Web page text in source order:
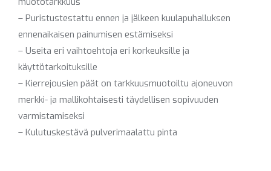
– Puristustestattu ennen ja jälkeen kuulapuhalluksen
ennenaikaisen painumisen estämiseksi
– Useita eri vaihtoehtoja eri korkeuksille ja
käyttötarkoituksille
– Kierrejousien päät on tarkkuusmuotoiltu ajoneuvon
merkki- ja mallikohtaisesti täydellisen sopivuuden
varmistamiseksi
– Kulutuskestävä pulverimaalattu pinta